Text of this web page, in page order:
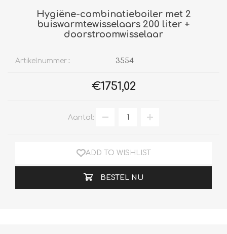
Hygiëne-combinatieboiler met 2
buiswarmtewisselaars 200 liter +
doorstroomwisselaar
Artikelnummer:: 3554
€1751,02
Aantal:
ADD TO WISHLIST
BESTEL NU